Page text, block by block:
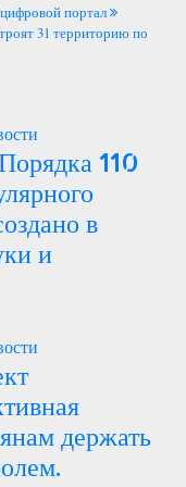
портал
31 территорию по
110
в
и
держать